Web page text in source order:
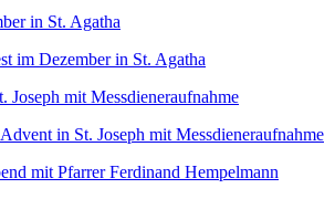
im Dezember in St. Agatha
in St. Joseph mit Messdieneraufnahme